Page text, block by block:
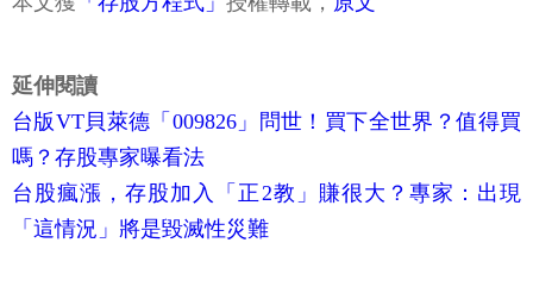
延伸閱讀
台版VT貝萊德「009826」問世！買下全世界？值得買
嗎？存股專家曝看法
台股瘋漲，存股加入「正2教」賺很大？專家：出現
「這情況」將是毀滅性災難